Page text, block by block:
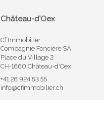
Château-d'Oex
Cf Immobilier
Compagnie Foncière SA
Place du Village 2
CH-1660 Château-d'Oex
+41 26 924 53 55
info@cfimmobilier.ch